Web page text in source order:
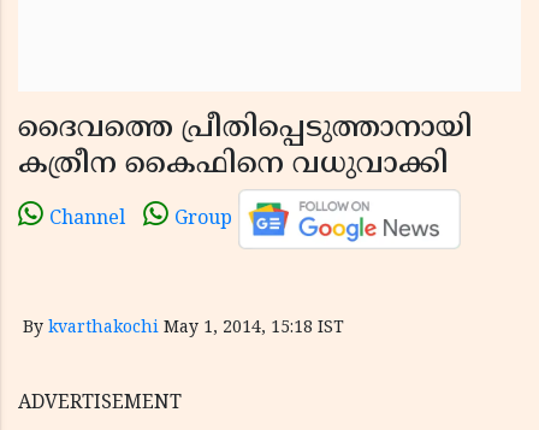
ദൈവത്തെ പ്രീതിപ്പെടുത്താനായി
കത്രീന കൈഫിനെ വധുവാക്കി
Channel Group
By kvarthakochi May 1, 2014, 15:18 IST
ADVERTISEMENT